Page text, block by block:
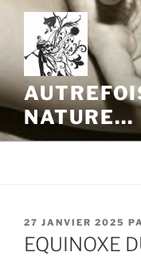
Aller
contenu
principal
NATURE…
PUBLIÉ
LE
27 JANVIER 2025
EQUINOXE